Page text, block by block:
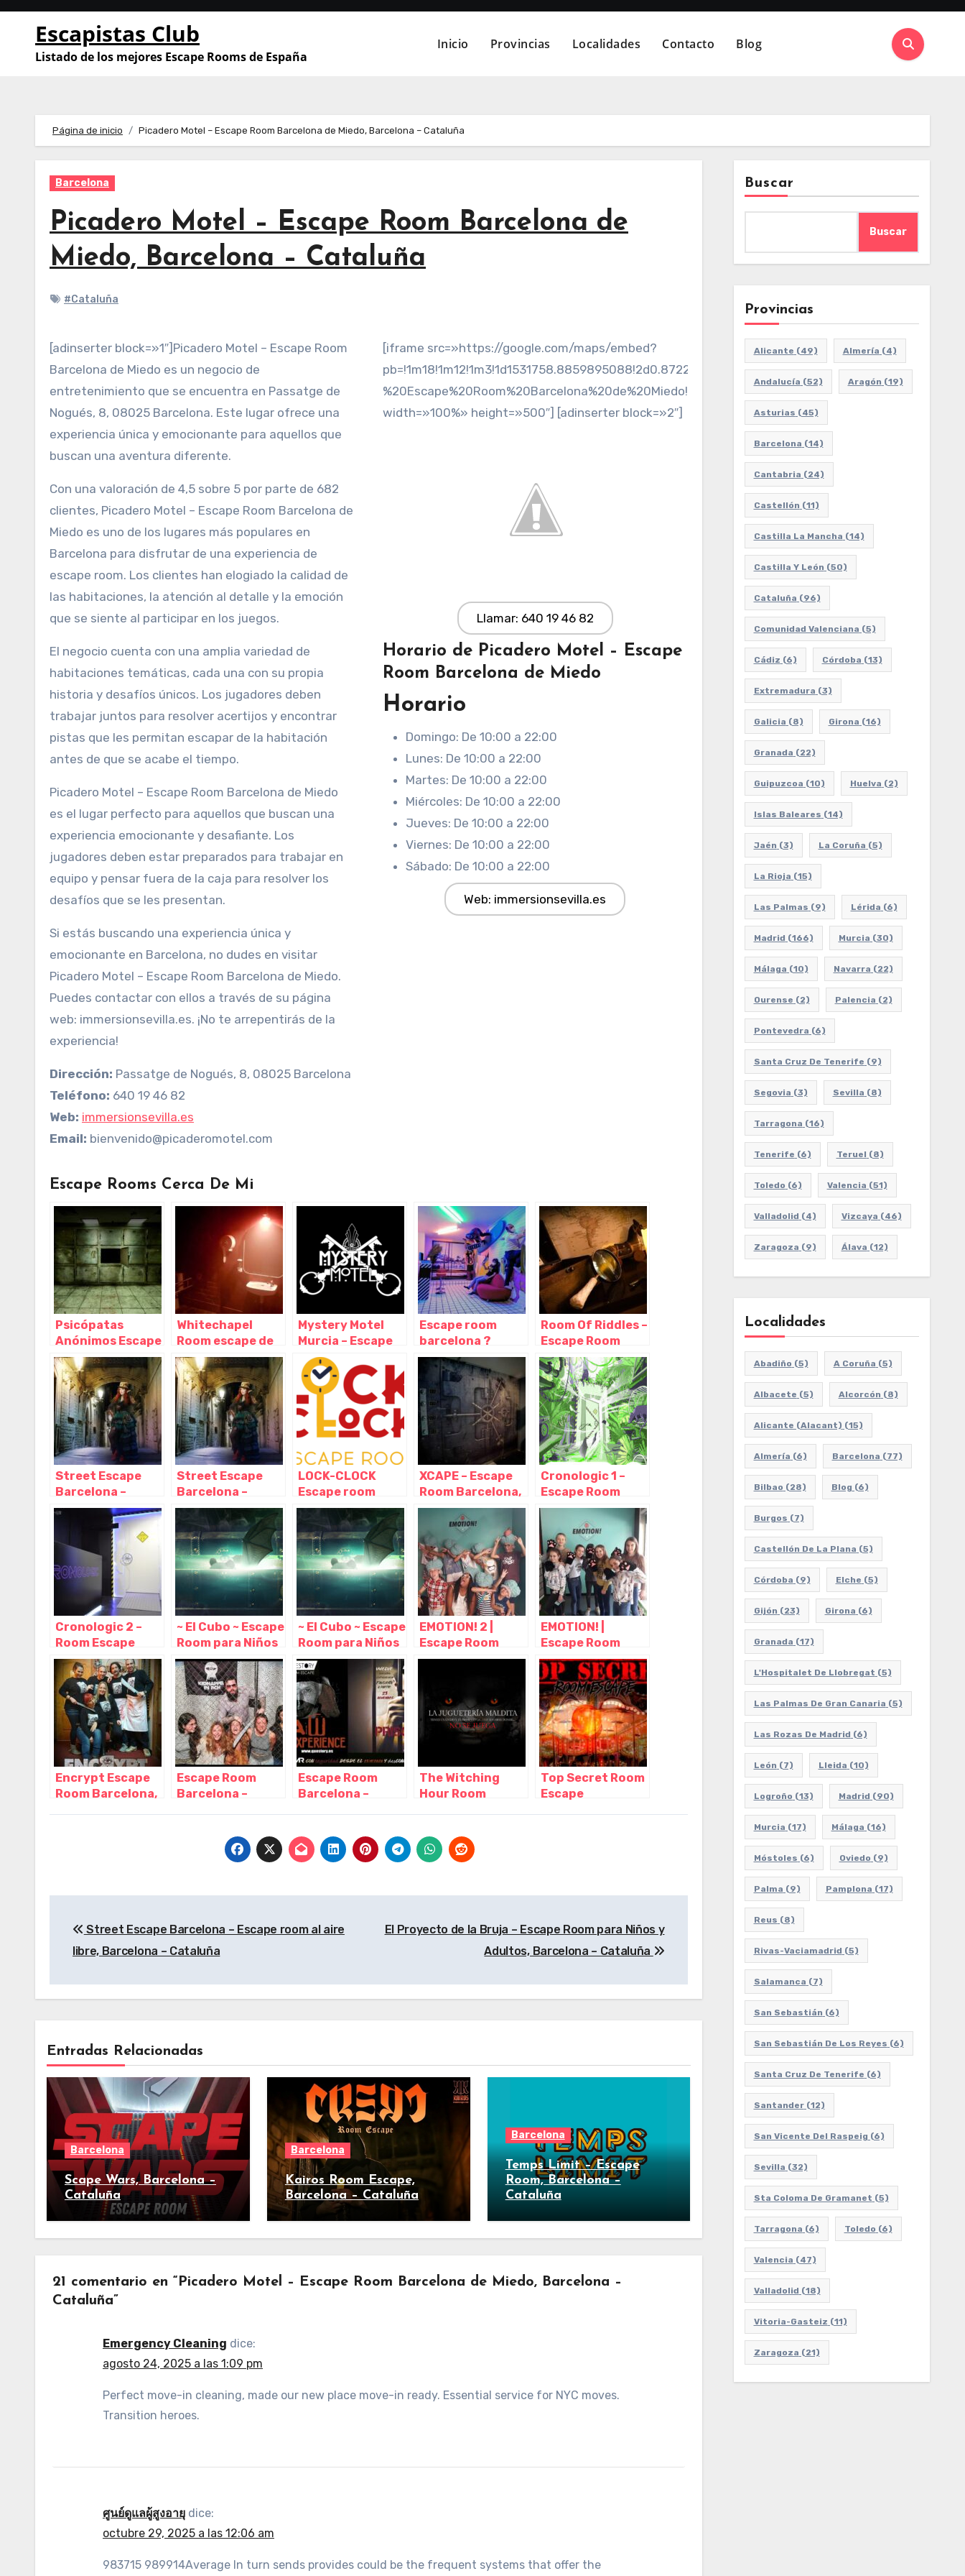
Saltar
contenido
Escapistas Club
Listado de los mejores Escape Rooms de España
Inicio Provincias Localidades Contacto Blog
Página de inicio Picadero Motel – Escape Room Barcelona de Miedo, Barcelona – Cataluña
Barcelona
Picadero Motel – Escape Room Barcelona de
Miedo, Barcelona – Cataluña
#Cataluña
[adinserter block=»1″]Picadero Motel – Escape Room
Barcelona de Miedo es un negocio de
entretenimiento que se encuentra en Passatge de
Nogués, 8, 08025 Barcelona. Este lugar ofrece una
experiencia única y emocionante para aquellos que
buscan una aventura diferente.
Con una valoración de 4,5 sobre 5 por parte de 682
clientes, Picadero Motel – Escape Room Barcelona de
Miedo es uno de los lugares más populares en
Barcelona para disfrutar de una experiencia de
escape room. Los clientes han elogiado la calidad de
las habitaciones, la atención al detalle y la emoción
que se siente al participar en los juegos.
El negocio cuenta con una amplia variedad de
habitaciones temáticas, cada una con su propia
historia y desafíos únicos. Los jugadores deben
trabajar juntos para resolver acertijos y encontrar
pistas que les permitan escapar de la habitación
antes de que se acabe el tiempo.
Picadero Motel – Escape Room Barcelona de Miedo
es el lugar perfecto para aquellos que buscan una
experiencia emocionante y desafiante. Los
jugadores deben estar preparados para trabajar en
equipo y pensar fuera de la caja para resolver los
desafíos que se les presentan.
Si estás buscando una experiencia única y
emocionante en Barcelona, no dudes en visitar
Picadero Motel – Escape Room Barcelona de Miedo.
Puedes contactar con ellos a través de su página
web: immersionsevilla.es. ¡No te arrepentirás de la
experiencia!
Dirección: Passatge de Nogués, 8, 08025 Barcelona
Teléfono: 640 19 46 82
Web: immersionsevilla.es
Email: bienvenido@picaderomotel.com
[iframe src=»https://google.com/maps/embed?
width=»100%» height=»500″] [adinserter block=»2″]
Llamar: 640 19 46 82
Horario de Picadero Motel – Escape
Room Barcelona de Miedo
Horario
Domingo: De 10:00 a 22:00
Lunes: De 10:00 a 22:00
Martes: De 10:00 a 22:00
Miércoles: De 10:00 a 22:00
Jueves: De 10:00 a 22:00
Viernes: De 10:00 a 22:00
Sábado: De 10:00 a 22:00
Web: immersionsevilla.es
Escape Rooms Cerca De Mi
Psicópatas
Anónimos Escape
Room de Miedo,
Barcelona –
Cataluña
Whitechapel
Room escape de
miedo, Barcelona
– Cataluña
Mystery Motel
Murcia – Escape
Room-, Murcia –
Murcia
Escape room
barcelona ?
Escape
Barcelona,
Barcelona –
Cataluña
Room Of Riddles –
Escape Room
Barcelona,
Barcelona –
Cataluña
Street Escape
Barcelona –
Escape room al
aire libre,
Barcelona –
Cataluña
Street Escape
Barcelona –
Escape room al
aire libre,
Barcelona –
Cataluña
LOCK-CLOCK
Escape room
Barcelona,
Barcelona –
Cataluña
XCAPE – Escape
Room Barcelona,
Barcelona –
Cataluña
Cronologic 1 –
Escape Room
Barcelona,
Barcelona –
Cataluña
Cronologic 2 –
Room Escape
Barcelona,
Barcelona –
Cataluña
~ El Cubo ~ Escape
Room para Niños
o Adultos en
Barcelona,
Barcelona –
Cataluña
~ El Cubo ~ Escape
Room para Niños
o Adultos en
Barcelona,
Barcelona –
Cataluña
EMOTION! 2 |
Escape Room
para Niños
Cataluña
EMOTION! |
Escape Room
para Niños
Barcelona,
Barcelona –
Cataluña
Encrypt Escape
Room Barcelona,
Escape Room
Barcelona –
Cataluña
Escape Room
Barcelona –
Cataluña
The Witching
Hour Room
Barcelona –
Cataluña
Top Secret Room
Escape
de
Street Escape Barcelona – Escape room al aire
libre, Barcelona – Cataluña
El Proyecto de la Bruja – Escape Room para Niños y
Adultos, Barcelona – Cataluña
Entradas Relacionadas
Barcelona
Scape Wars, Barcelona –
Cataluña
Barcelona
Kairos Room Escape,
Barcelona – Cataluña
Barcelona
Temps Limit – Escape
Room, Barcelona –
Cataluña
21 comentario en “Picadero Motel – Escape Room Barcelona de Miedo, Barcelona –
Cataluña”
Emergency Cleaning dice:
agosto 24, 2025 a las 1:09 pm
Perfect move-in cleaning, made our new place move-in ready. Essential service for NYC moves.
Transition heroes.
ศูนย์ดูแลผู้สูงอายุ dice:
octubre 29, 2025 a las 12:06 am
983715 989914Average In turn sends provides could be the frequent systems that offer the
Buscar
Buscar
Provincias
Alicante (49) Almería (4)
Andalucía (52) Aragón (19)
Asturias (45)
Barcelona (14)
Cantabria (24)
Castellón (11)
Castilla La Mancha (14)
Castilla Y León (50)
Cataluña (96)
Comunidad Valenciana (5)
Cádiz (6) Córdoba (13)
Extremadura (3)
Galicia (8) Girona (16)
Granada (22)
Guipuzcoa (10) Huelva (2)
Islas Baleares (14)
Jaén (3) La Coruña (5)
La Rioja (15)
Las Palmas (9) Lérida (6)
Madrid (166) Murcia (30)
Málaga (10) Navarra (22)
Ourense (2) Palencia (2)
Pontevedra (6)
Santa Cruz De Tenerife (9)
Segovia (3) Sevilla (8)
Tarragona (16)
Tenerife (6) Teruel (8)
Toledo (6) Valencia (51)
Valladolid (4) Vizcaya (46)
Zaragoza (9) Álava (12)
Localidades
Abadiño (5) A Coruña (5)
Albacete (5) Alcorcón (8)
Alicante (Alacant) (15)
Almería (6) Barcelona (77)
Bilbao (28) Blog (6)
Burgos (7)
Castellón De La Plana (5)
Córdoba (9) Elche (5)
Gijón (23) Girona (6)
Granada (17)
L'Hospitalet De Llobregat (5)
Las Palmas De Gran Canaria (5)
Las Rozas De Madrid (6)
León (7) Lleida (10)
Logroño (13) Madrid (90)
Murcia (17) Málaga (16)
Móstoles (6) Oviedo (9)
Palma (9) Pamplona (17)
Reus (8)
Rivas-Vaciamadrid (5)
Salamanca (7)
San Sebastián (6)
San Sebastián De Los Reyes (6)
Santa Cruz De Tenerife (6)
Santander(12)
San Vicente Del Raspeig (6)
Sevilla (32)
Sta Coloma De Gramanet (5)
Tarragona (6) Toledo (6)
Valencia (47)
Valladolid (18)
Vitoria-Gasteiz (11)
Zaragoza (21)